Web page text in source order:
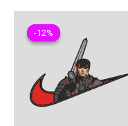
-12%
-12%